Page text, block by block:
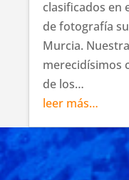
clasificados en
de fotografía
Murcia.
merecidísimos
de los…
leer más…